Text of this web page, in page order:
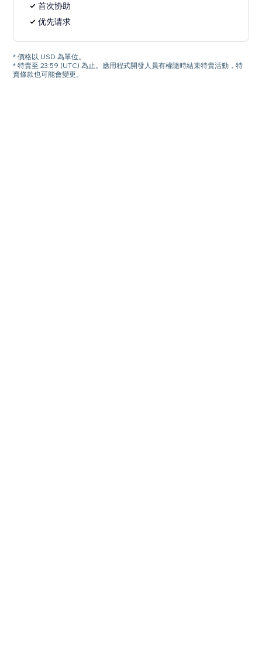
首次协助
优先请求
* 價格以 USD 為單位。
* 特賣至 23:59 (UTC) 為止。應用程式開發人員有權隨時結束特賣活動，特
賣條款也可能會變更。